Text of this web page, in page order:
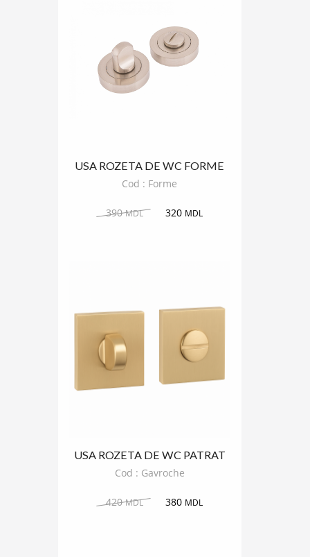
USA ROZETA DE WC FORME
ROTUND
Cod : Forme
390MDL 320 MDL
USA ROZETA DE WC PATRAT
GAVROCHE
Cod : Gavroche
420MDL 380 MDL